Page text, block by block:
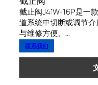
截止阀J41W-16P是一
道系统中切断或调节
与维修方便。…
联系我们